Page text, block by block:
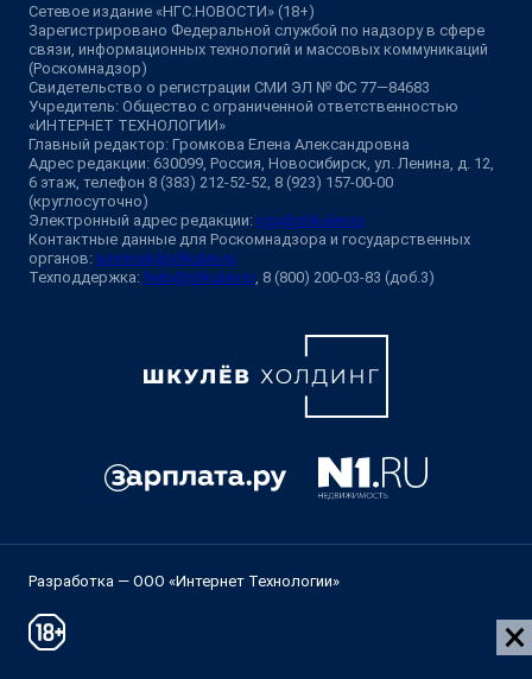
Сетевое издание «НГС.НОВОСТИ» (18+)
Зарегистрировано Федеральной службой по надзору в сфере
связи, информационных технологий и массовых коммуникаций
(Роскомнадзор)
Свидетельство о регистрации СМИ ЭЛ № ФС 77—84683
Учредитель: Общество с ограниченной ответственностью
«ИНТЕРНЕТ ТЕХНОЛОГИИ»
Главный редактор: Громкова Елена Александровна
Адрес редакции: 630099, Россия, Новосибирск, ул. Ленина, д. 12,
6 этаж, телефон 8 (383) 212-52-52, 8 (923) 157-00-00
(круглосуточно)
Электронный адрес редакции: ngs@shkulev.ru
Контактные данные для Роскомнадзора и государственных
органов: juristnsk@shkulev.ru
Техподдержка: help@shkulev.ru , 8 (800) 200-03-83 (доб.3)
Разработка — ООО «Интернет Технологии»